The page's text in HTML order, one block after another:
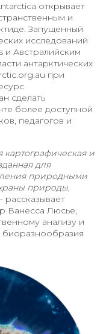
открывает
и
Запущенный
исследований
и Австралийским
антарктических
при
сделать
более доступной
педагогов и
и
для
природными
природы,
рассказывает
Ванесса Люсье,
анализу и
биоразнообразия